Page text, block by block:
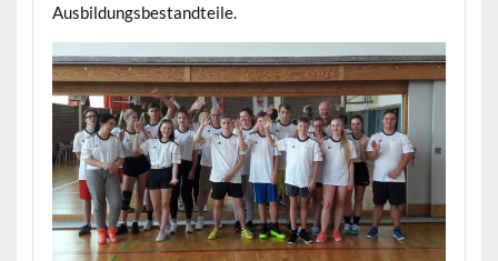
Ausbildungsbestandteile.